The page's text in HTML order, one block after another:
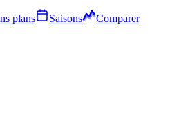
plans Saisons Comparer